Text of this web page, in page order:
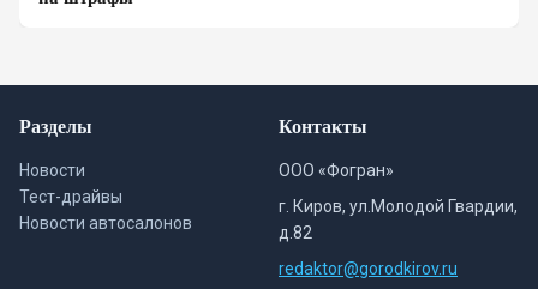
Разделы
Новости
Тест-драйвы
Новости автосалонов
Контакты
ООО «Фогран»
г. Киров, ул.Молодой Гвардии,
д.82
redaktor@gorodkirov.ru